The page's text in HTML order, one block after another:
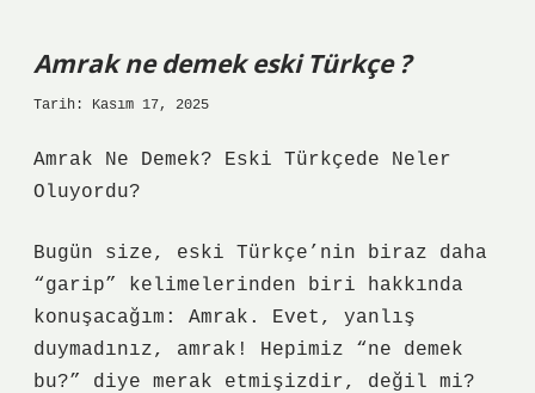
Amrak ne demek eski Türkçe ?
Tarih: Kasım 17, 2025
Amrak Ne Demek? Eski Türkçede Neler
Oluyordu?
Bugün size, eski Türkçe’nin biraz daha
“garip” kelimelerinden biri hakkında
konuşacağım: Amrak. Evet, yanlış
duymadınız, amrak! Hepimiz “ne demek
bu?” diye merak etmişizdir, değil mi?